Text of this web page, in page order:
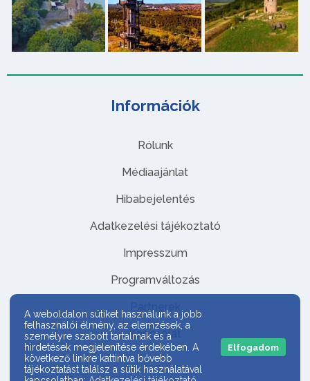
Információk
Rólunk
Médiaajánlat
Hibabejelentés
Adatkezelési tájékoztató
Impresszum
Programváltozás
Partnerek
Kapcsolat
A weboldalon sütiket használunk a jobb
felhasználói élmény, az elemzések, a
személyre szabott tartalmak és a
hirdetések megjelenítése érdekében. A
következő linkre kattintva bővebb
tájékoztatást találsz a sütik használatával
Elfogadom